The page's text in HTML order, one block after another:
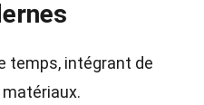
temps, intégrant de